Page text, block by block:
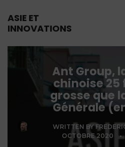
ASIE ET
INNOVATIONS
Ant Group,
chinoise 25
grosse que
Générale
WRITTEN BY
OCTOBRE 2020
•